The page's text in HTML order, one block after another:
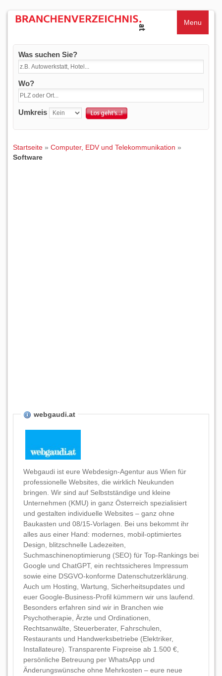
Menu
Was suchen Sie?
Wo?
Umkreis
Startseite » Computer, EDV und Telekommunikation »
Software
webgaudi.at
Webgaudi ist eure Webdesign-Agentur aus Wien für
professionelle Websites, die wirklich Neukunden
bringen. Wir sind auf Selbstständige und kleine
Unternehmen (KMU) in ganz Österreich spezialisiert
und gestalten individuelle Websites – ganz ohne
Baukasten und 08/15-Vorlagen. Bei uns bekommt ihr
alles aus einer Hand: modernes, mobil-optimiertes
Design, blitzschnelle Ladezeiten,
Suchmaschinenoptimierung (SEO) für Top-Rankings bei
Google und ChatGPT, ein rechtssicheres Impressum
sowie eine DSGVO-konforme Datenschutzerklärung.
Auch um Hosting, Wartung, Sicherheitsupdates und
euer Google-Business-Profil kümmern wir uns laufend.
Besonders erfahren sind wir in Branchen wie
Psychotherapie, Ärzte und Ordinationen,
Rechtsanwälte, Steuerberater, Fahrschulen,
Restaurants und Handwerksbetriebe (Elektriker,
Installateure). Transparente Fixpreise ab 1.500 €,
persönliche Betreuung per WhatsApp und
Änderungswünsche ohne Mehrkosten – eure neue